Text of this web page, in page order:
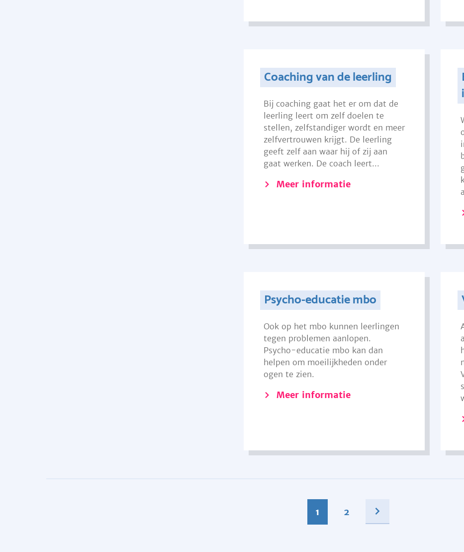
Coaching van de leerling
Bij coaching gaat het er om dat de
leerling leert om zelf doelen te
stellen, zelfstandiger wordt en meer
zelfvertrouwen krijgt. De leerling
geeft zelf aan waar hij of zij aan
gaat werken. De coach leert...
Meer informatie
Psycho-educatie mbo
Ook op het mbo kunnen leerlingen
tegen problemen aanlopen.
Psycho-educatie mbo kan dan
helpen om moeilijkheden onder
ogen te zien.
Meer informatie
1 2